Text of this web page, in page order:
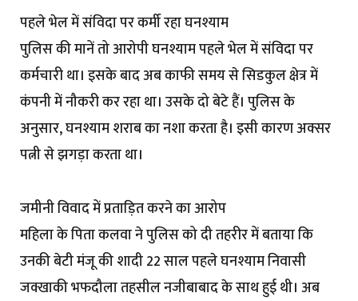
पहले भेल में संविदा पर कर्मी रहा घनश्याम
पुलिस की मानें तो आरोपी घनश्याम पहले भेल में संविदा पर
कर्मचारी था। इसके बाद अब काफी समय से सिडकुल क्षेत्र में
कंपनी में नौकरी कर रहा था। उसके दो बेटे हैं। पुलिस के
अनुसार, घनश्याम शराब का नशा करता है। इसी कारण अक्सर
पत्नी से झगड़ा करता था।
जमीनी विवाद में प्रताड़ित करने का आरोप
महिला के पिता कलवा ने पुलिस को दी तहरीर में बताया कि
उनकी बेटी मंजू की शादी 22 साल पहले घनश्याम निवासी
जक्खाकी भफदौला तहसील नजीबाबाद के साथ हुई थी। अब